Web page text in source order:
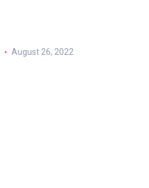
August 26, 2022